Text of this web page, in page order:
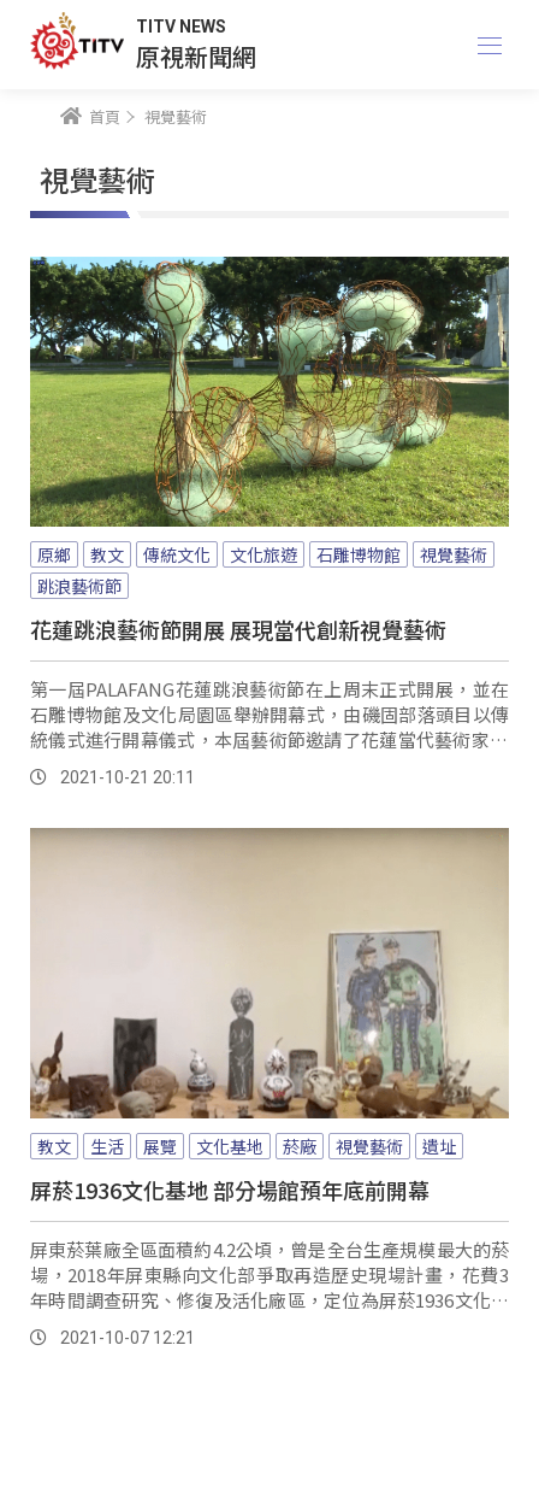
TITV NEWS
原視新聞網
首頁 視覺藝術
視覺藝術
原鄉 教文 傳統文化 文化旅遊 石雕博物館
視覺藝術
跳浪藝術節
花蓮跳浪藝術節開展 展現當代創新視覺藝術
第一屆PALAFANG花蓮跳浪藝術節在上周末正式開展，並在
石雕博物館及文化局園區舉辦開幕式，由磯固部落頭目以傳
統儀式進行開幕儀式，本屆藝術節邀請了花蓮當代藝術家10
組代表參展，當中也有原民藝術家，策展人Nakaw...。
2021-10-21 20:11
教文 生活 展覽 文化基地 菸廠 視覺藝術 遺址
屏菸1936文化基地 部分場館預年底前開幕
屏東菸葉廠全區面積約4.2公頃，曾是全台生產規模最大的菸
場，2018年屏東縣向文化部爭取再造歷史現場計畫，花費3
年時間調查研究、修復及活化廠區，定位為屏菸1936文化基
地，作為屏東主要視覺藝術基地。
2021-10-07 12:21